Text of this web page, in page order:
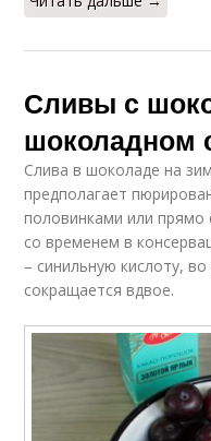
Сливы с
шоколадном
Слива в шоколаде на
предполагает
половинками или прямо
со временем в
– синильную кислоту,
сокращается вдвое.